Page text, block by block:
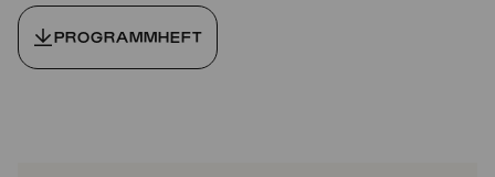
PROGRAMMHEFT